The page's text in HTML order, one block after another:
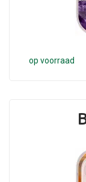
op voorraad